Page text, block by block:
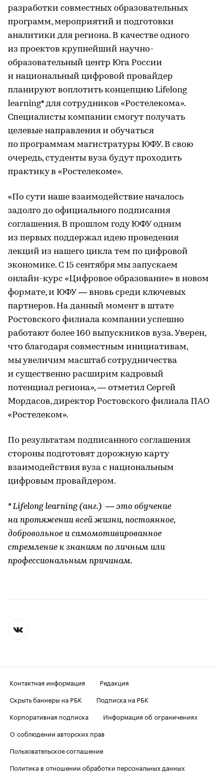
разработки совместных образовательных
программ, мероприятий и подготовки
аналитики для региона. В качестве одного
из проектов крупнейший научно-
образовательный центр Юга России
и национальный цифровой провайдер
планируют воплотить концепцию Lifelong
learning* для сотрудников «Ростелекома».
Специалисты компании смогут получать
целевые направления и обучаться
по программам магистратуры ЮФУ. В свою
очередь, студенты вуза будут проходить
практику в «Ростелекоме».
«По сути наше взаимодействие началось
задолго до официального подписания
соглашения. В прошлом году ЮФУ одним
из первых поддержал идею проведения
лекций из нашего цикла тем по цифровой
экономике. С 15 сентября мы запускаем
онлайн-курс «Цифровое образование» в новом
формате, и ЮФУ — вновь среди ключевых
партнеров. На данный момент в штате
Ростовского филиала компании успешно
работают более 160 выпускников вуза. Уверен,
что благодаря совместным инициативам,
мы увеличим масштаб сотрудничества
и существенно расширим кадровый
потенциал региона», — отметил Сергей
Мордасов, директор Ростовского филиала ПАО
«Ростелеком».
По результатам подписанного соглашения
стороны подготовят дорожную карту
взаимодействия вуза с национальным
цифровым провайдером.
* Lifelong learning (анг.) — это обучение
на протяжении всей жизни, постоянное,
добровольное и самомотивированное
стремление к знаниям по личным или
профессиональным причинам.
Контактная информация
Редакция
Скрыть баннеры на РБК
Подписка на РБК
Корпоративная подписка
Информация об ограничениях
О соблюдении авторских прав
Пользовательское соглашение
Политика в отношении обработки персональных данных